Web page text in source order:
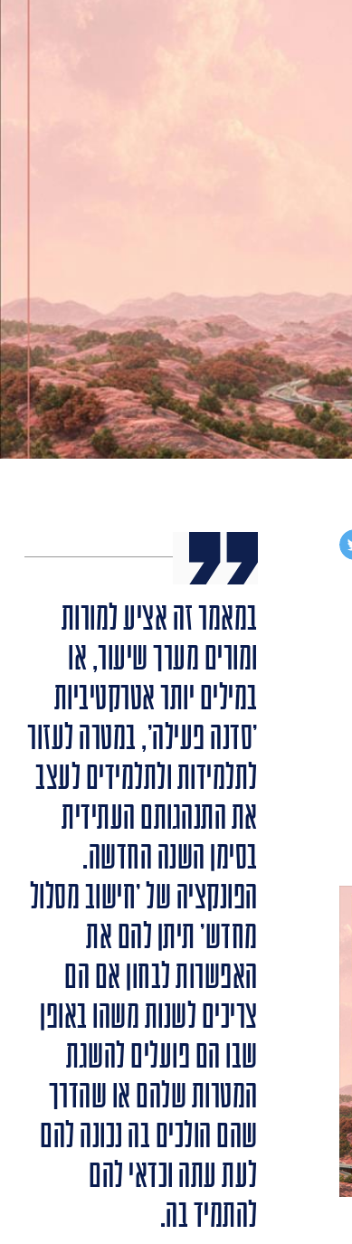
במאמר זה אציע למורות
ומורים מערך שיעור, או
במילים יותר אטרקטיביות
'סדנה פעילה', במטרה לעזור
לתלמידות ולתלמידים לעצב
את התנהגותם העתידית
בסימן השנה החדשה.
הפונקציה של 'חישוב מסלול
מחדש' תיתן להם את
האפשרות לבחון אם הם
צריכים לשנות משהו באופן
שבו הם פועלים להשגת
המטרות שלהם או שהדרך
שהם הולכים בה נכונה להם
לעת עתה וכדאי להם
להתמיד בה.